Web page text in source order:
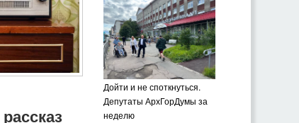
Дойти и не споткнуться.
Депутаты АрхГорДумы за
неделю